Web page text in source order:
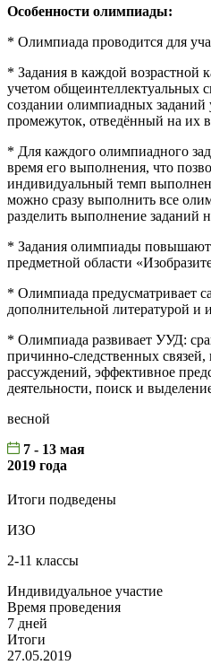
Особенности олимпиады:
* Олимпиада проводится для
* Задания в каждой возрастной
учетом общеинтеллектуальных
создании олимпиадных заданий
промежуток, отведённый на их
* Для каждого олимпиадного
время его выполнения, что
индивидуальный темп
можно сразу выполнить все
разделить выполнение заданий
* Задания олимпиады
предметной области
* Олимпиада предусматривает
дополнительной литературой и
* Олимпиада развивает УУД:
причинно-следственных связей,
рассуждений, эффективное
деятельности, поиск и
весной
7 - 13 мая
2019 года
Итоги подведены
ИЗО
2-11 классы
Индивидуальное участие
Время проведения
7 дней
Итоги
27.05.2019